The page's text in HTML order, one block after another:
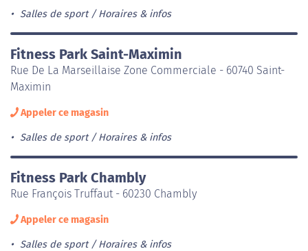
Salles de sport Horaires & infos
Fitness Park Saint-Maximin
Rue De La Marseillaise Zone Commerciale - 60740 Saint-
Maximin
Appeler ce magasin
Salles de sport Horaires & infos
Fitness Park Chambly
Rue François Truffaut - 60230 Chambly
Appeler ce magasin
Salles de sport Horaires & infos